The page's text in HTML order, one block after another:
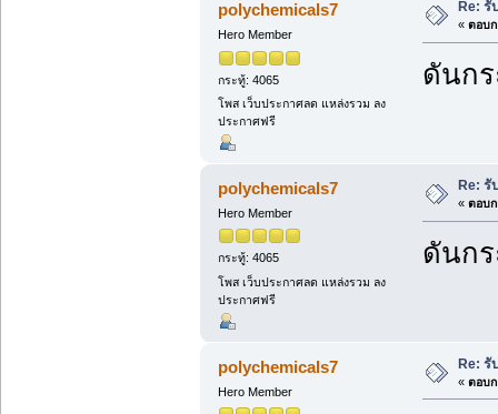
polychemicals7
Hero Member
กระทู้: 4065
โพส เว็บประกาศลด แหล่งรวม ลง
ประกาศฟรี
Re: รั
« ตอบก
ดันก
polychemicals7
Hero Member
กระทู้: 4065
โพส เว็บประกาศลด แหล่งรวม ลง
ประกาศฟรี
Re: รั
« ตอบก
ดันก
polychemicals7
Hero Member
Re: รั
« ตอบก